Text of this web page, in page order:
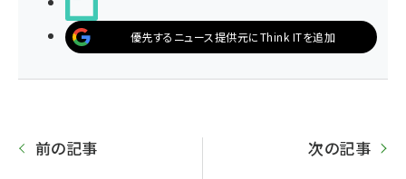
優先するニュース提供元にThink ITを追加
前の記事 次の記事